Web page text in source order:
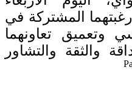
المشتركة في
وتعميق تعاونهما
والثقة والتشاور